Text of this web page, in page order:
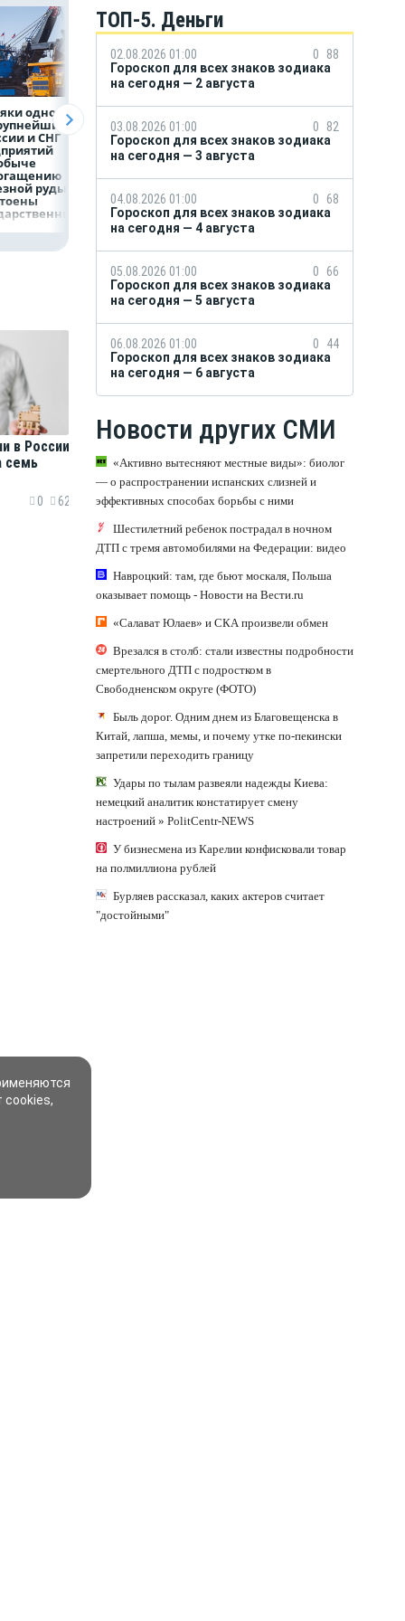
одного
и СНГ
руды
Объем продаж
кредитов
наличными в России
вырос на 64%
кредитов в
полугодии 2026
в России
семь
0 62
ТОП-5. Деньги
02.08.2026 01:00 0
88
Гороскоп для всех знаков зодиака
на сегодня — 2 августа
03.08.2026 01:00 0
82
Гороскоп для всех знаков зодиака
на сегодня — 3 августа
04.08.2026 01:00 0
68
Гороскоп для всех знаков зодиака
на сегодня — 4 августа
05.08.2026 01:00 0
66
Гороскоп для всех знаков зодиака
на сегодня — 5 августа
06.08.2026 01:00 0
44
Гороскоп для всех знаков зодиака
на сегодня — 6 августа
Новости других СМИ
«Активно вытесняют местные виды»: биолог
— о распространении испанских слизней и
эффективных способах борьбы с ними
Шестилетний ребенок пострадал в ночном
ДТП с тремя автомобилями на Федерации: видео
Навроцкий: там, где бьют москаля, Польша
оказывает помощь - Новости на Вести.ru
«Салават Юлаев» и СКА произвели обмен
Врезался в столб: стали известны подробности
смертельного ДТП с подростком в
Свободненском округе (ФОТО)
Быль дорог. Одним днем из Благовещенска в
Китай, лапша, мемы, и почему утке по-пекински
запретили переходить границу
Удары по тылам развеяли надежды Киева:
немецкий аналитик констатирует смену
настроений » PolitCentr-NEWS
У бизнесмена из Карелии конфисковали товар
на полмиллиона рублей
Бурляев рассказал, каких актеров считает
"достойными"
cookies,